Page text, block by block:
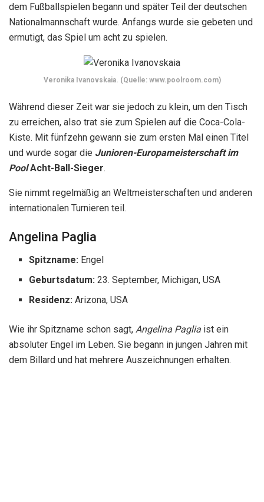
dem Fußballspielen begann und später Teil der deutschen
Nationalmannschaft wurde. Anfangs wurde sie gebeten und
ermutigt, das Spiel um acht zu spielen.
Veronika Ivanovskaia. (Quelle: www.poolroom.com)
Während dieser Zeit war sie jedoch zu klein, um den Tisch
zu erreichen, also trat sie zum Spielen auf die Coca-Cola-
Kiste. Mit fünfzehn gewann sie zum ersten Mal einen Titel
und wurde sogar die Junioren-Europameisterschaft im
PoolAcht-Ball-Sieger.
Sie nimmt regelmäßig an Weltmeisterschaften und anderen
internationalen Turnieren teil.
Angelina Paglia
Spitzname: Engel
Geburtsdatum: 23. September, Michigan, USA
Residenz: Arizona, USA
Wie ihr Spitzname schon sagt, Angelina Paglia ist ein
absoluter Engel im Leben. Sie begann in jungen Jahren mit
dem Billard und hat mehrere Auszeichnungen erhalten.